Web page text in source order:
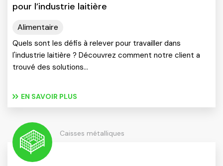
pour l’industrie laitière
Alimentaire
Quels sont les défis à relever pour travailler dans
l'industrie laitière ? Découvrez comment notre client a
trouvé des solutions…
EN SAVOIR PLUS
Caisses métalliques